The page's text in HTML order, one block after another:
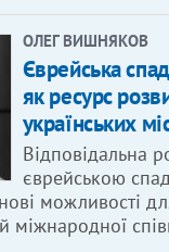
ОЛЕГ ВИШНЯКОВ
Єврейська
як ресурс
українських
Відповідальна
єврейською
можливості
міжнародної